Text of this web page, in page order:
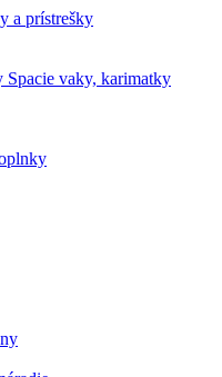
a prístrešky
Spacie vaky, karimatky